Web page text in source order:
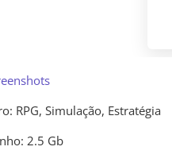
RPG, Simulação, Estratégia
2.5 Gb